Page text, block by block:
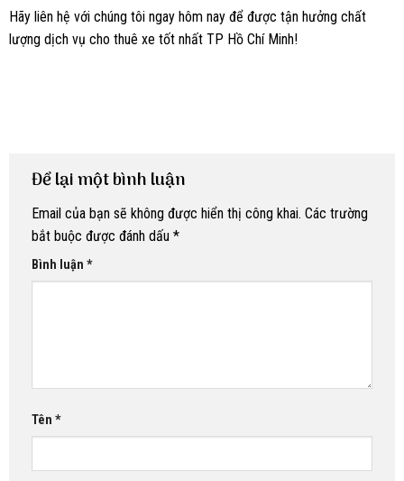
Hãy liên hệ với chúng tôi ngay hôm nay để được tận hưởng chất
lượng dịch vụ cho thuê xe tốt nhất TP Hồ Chí Minh!
Để lại một bình luận
Email của bạn sẽ không được hiển thị công khai. Các trường
bắt buộc được đánh dấu *
Bình luận *
Tên *